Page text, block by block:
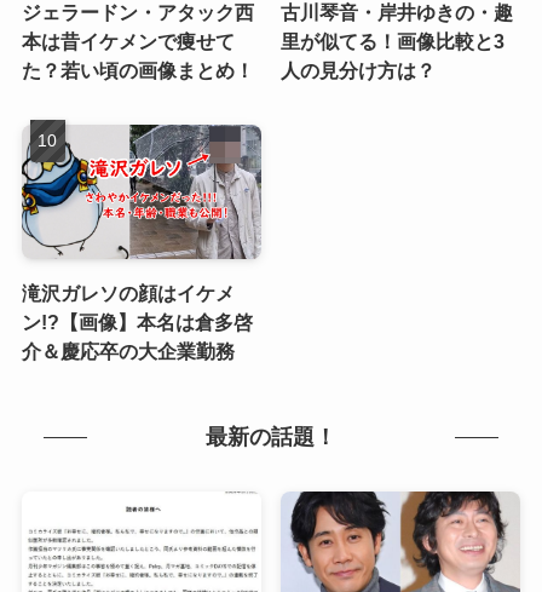
ジェラードン・アタック西
本は昔イケメンで痩せて
た？若い頃の画像まとめ！
古川琴音・岸井ゆきの・趣
里が似てる！画像比較と3
人の見分け方は？
滝沢ガレソの顔はイケメ
ン!?【画像】本名は倉多啓
介＆慶応卒の大企業勤務
最新の話題！